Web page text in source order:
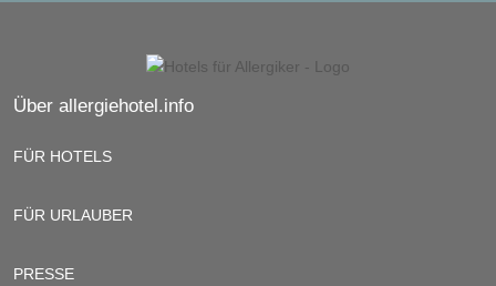
Über allergiehotel.info
FÜR HOTELS
FÜR URLAUBER
PRESSE